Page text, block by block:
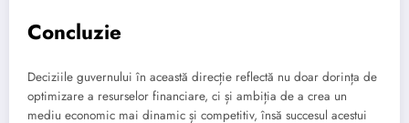
Concluzie
Deciziile guvernului în această direcție reflectă nu doar dorința de
optimizare a resurselor financiare, ci și ambiția de a crea un
mediu economic mai dinamic și competitiv, însă succesul acestui